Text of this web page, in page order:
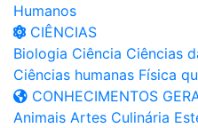
Humanos
CIÊNCIAS
Biologia Ciência Ciências
Ciências humanas Física
CONHECIMENTOS
Animais Artes Culinária